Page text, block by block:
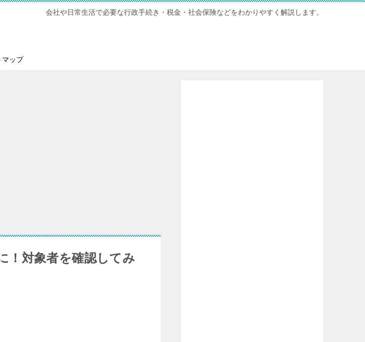
会社や日常生活で必要な行政手続き・税金・社会保険などをわかりやすく解説します。
マップ
！対象者を確認してみ